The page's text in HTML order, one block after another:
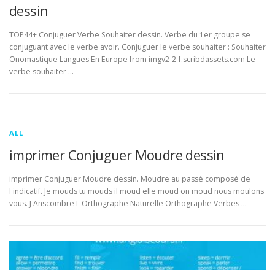
dessin
TOP44+ Conjuguer Verbe Souhaiter dessin. Verbe du 1er groupe se
conjuguant avec le verbe avoir. Conjuguer le verbe souhaiter : Souhaiter
Onomastique Langues En Europe from imgv2-2-f.scribdassets.com Le
verbe souhaiter …
ALL
imprimer Conjuguer Moudre dessin
imprimer Conjuguer Moudre dessin. Moudre au passé composé de
l'indicatif. Je mouds tu mouds il moud elle moud on moud nous moulons
vous. J Anscombre L Orthographe Naturelle Orthographe Verbes …